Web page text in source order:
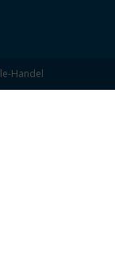
Handel